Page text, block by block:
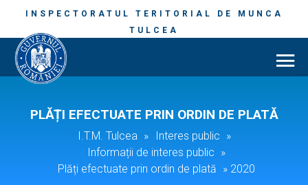
INSPECTORATUL TERITORIAL DE MUNCA
TULCEA
PLĂȚI EFECTUATE PRIN ORDIN DE PLATĂ
I.T.M. Tulcea » Interes public »
Informații de interes public »
Plăți efectuate prin ordin de plată »2020